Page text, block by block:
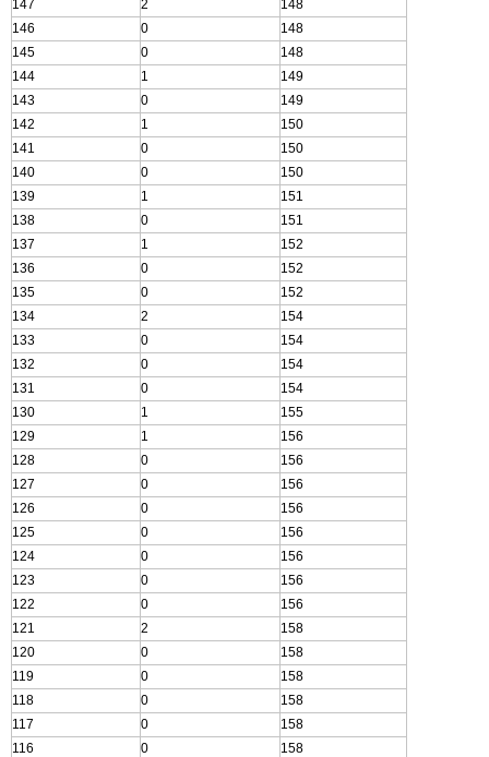
147 2
148
146
0
148
145
0
148
144
1
149
143
0
149
142
1
150
141
0
150
140
0
150
139
1
151
138
0
151
137
1
152
136
0
152
135
0
152
134
2
154
133
0
154
132
0
154
131
0
154
130
1
155
129
1
156
128
0
156
127
0
156
126
0
156
125
0
156
124
0
156
123
0
156
122
0
156
121
2
158
120
0
158
119
0
158
118
0
158
117
0
158
116
0
158